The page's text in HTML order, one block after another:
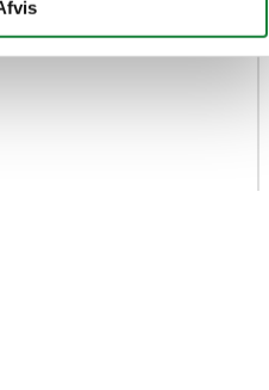
fra din brug af deres